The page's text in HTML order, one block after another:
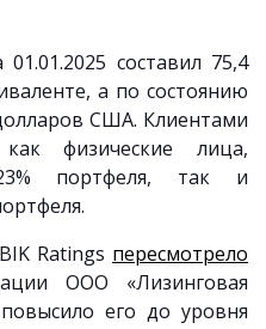
составил 75,4
а по состоянию
США. Клиентами
физические лица,
портфеля, так и
Ratings пересмотрело
ООО «Лизинговая
его до уровня